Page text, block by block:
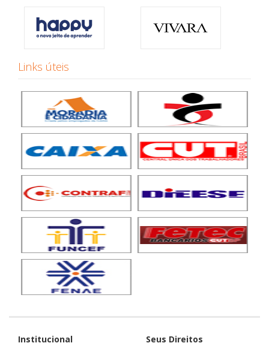
Links úteis
Institucional Seus Direitos